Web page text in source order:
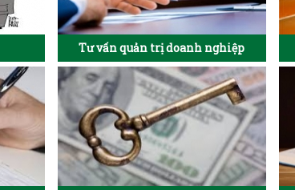
Tư vấn quản trị doanh nghiệp